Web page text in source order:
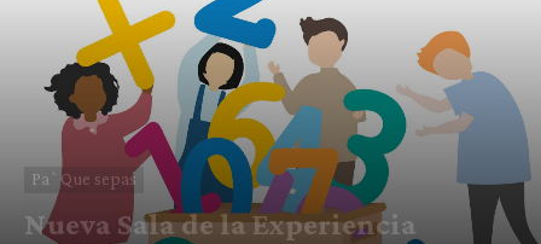
Pa`Que sepas
Nueva Sala de la Experiencia